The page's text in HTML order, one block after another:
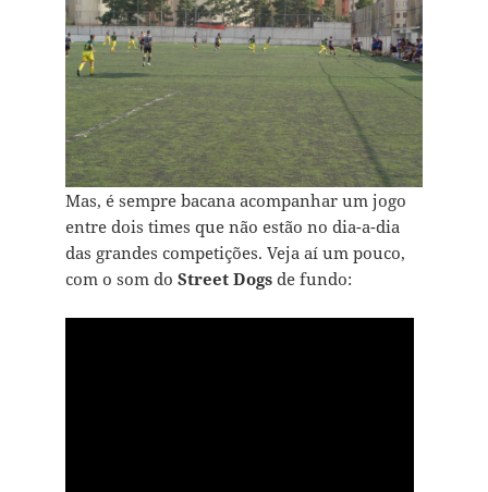
Mas, é sempre bacana acompanhar um jogo
entre dois times que não estão no dia-a-dia
das grandes competições. Veja aí um pouco,
com o som do Street Dogsde fundo: